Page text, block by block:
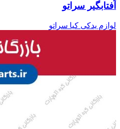
آفتابگیر سراتو
لوازم یدکی کیا سراتو